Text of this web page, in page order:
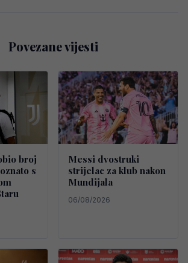
Povezane vijesti
broj
s
Messi dvostruki
strijelac za klub nakon
Mundijala
06/08/2026